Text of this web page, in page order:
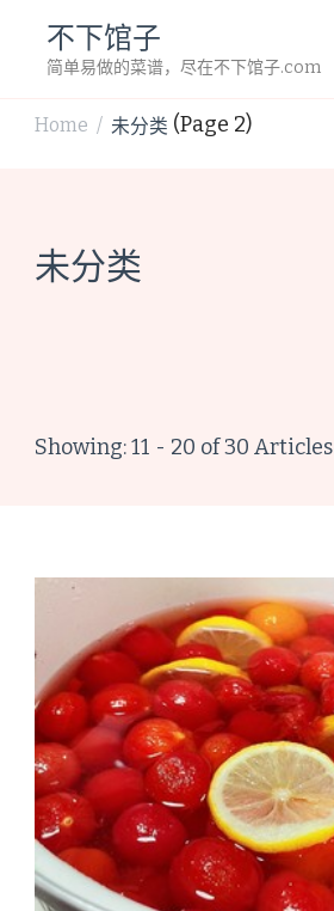
不下馆子
简单易做的菜谱，尽在不下馆子.com
Home / 未分类 (Page 2)
未分类
Showing: 11 - 20 of 30 Articles